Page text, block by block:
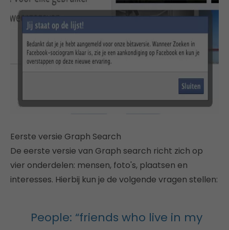
Eerste versie Graph Search
De eerste versie van Graph search richt zich op
vier onderdelen: mensen, foto's, plaatsen en
interesses. Hierbij kun je de volgende vragen stellen:
People: “friends who live in my